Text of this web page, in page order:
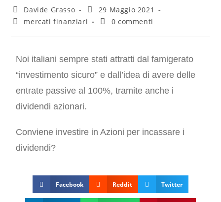
Davide Grasso
29 Maggio 2021
mercati finanziari
0 commenti
Noi italiani sempre stati attratti dal famigerato
“investimento sicuro” e dall’idea di avere delle
entrate passive al 100%, tramite anche i
dividendi azionari.
Conviene investire in Azioni per incassare i
dividendi?
Facebook Reddit Twitter